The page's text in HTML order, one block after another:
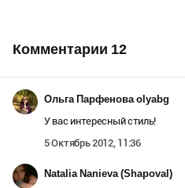
Комментарии 12
Ольга Парфенова olyabg
У вас интересный стиль!
5 Октябрь 2012, 11:36
Natalia Nanieva (Shapoval)